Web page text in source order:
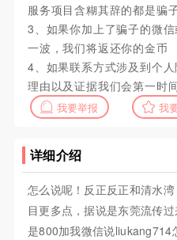
服务项目含糊其辞的都是骗
3、如果你加上了骗子的微
一波，我们将返还你的金币
4、如果联系方式涉及到个
理由以及证据我们会第一时间
我要举报 我
详细介绍
怎么说呢！反正反正和清水
目更多点，据说是东莞流传
是800加我微信说liukang714